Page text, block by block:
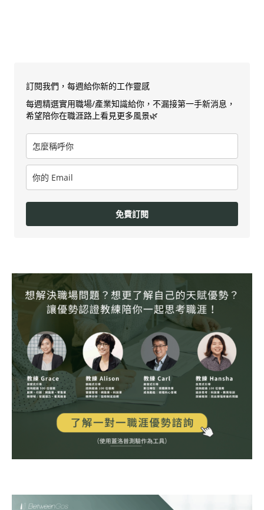
訂閱我們，每週給你新的工作靈感
每週精選實用職場/產業知識給你，不漏接第一手新消息，
希望陪你在職涯路上看見更多風景🌿
免費訂閱